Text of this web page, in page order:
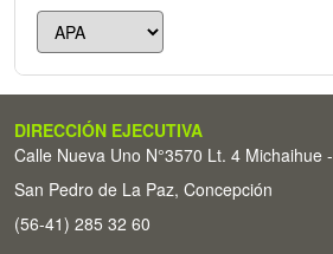
DIRECCIÓN EJECUTIVA
Calle Nueva Uno N°3570 Lt. 4 Michaihue -
San Pedro de La Paz, Concepción
(56-41) 285 32 60